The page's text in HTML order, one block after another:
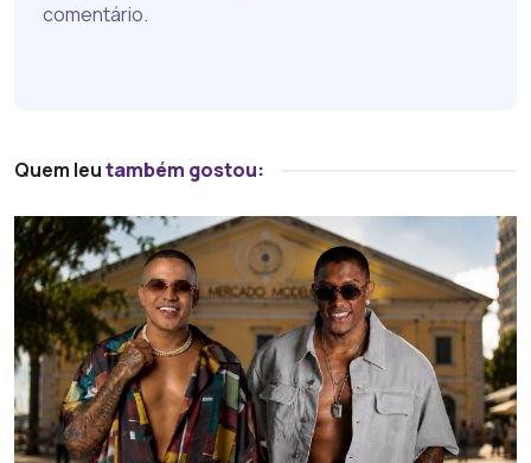
comentário.
Quem leutambém gostou: